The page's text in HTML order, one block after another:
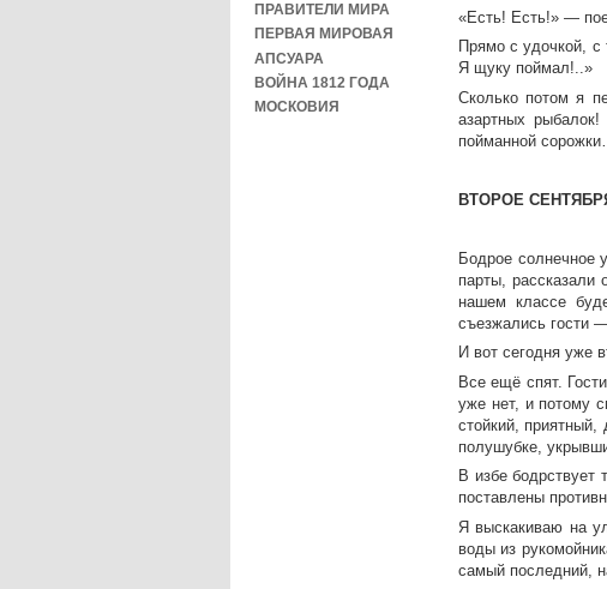
ПРАВИТЕЛИ МИРА
ПЕРВАЯ МИРОВАЯ
АПСУАРА
ВОЙНА 1812 ГОДА
МОСКОВИЯ
«Есть! Есть!» —
Прямо с удочкой, с
Я щуку поймал!..»
Сколько потом я
азартных
пойманной сорожки…
ВТОРОЕ
Бодрое солнечное
парты,
нашем классе
съезжались гости
И вот сегодня уже
Все ещё спят.
уже нет, и потому
стойкий,
полушубке,
В избе бодрствует
поставлены
Я выскакиваю на
воды из
самый последний,